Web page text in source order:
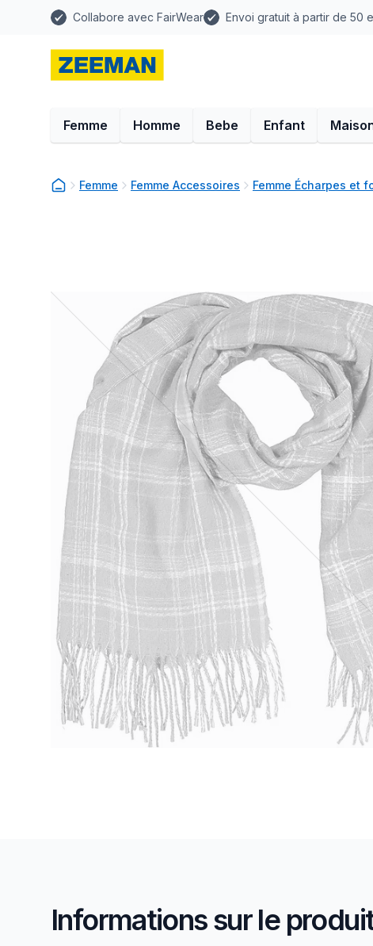
Collabore avec FairWear Envoi gratuit à partir de 50
Femme Homme Bebe Enfant
Femme Femme Accessoires Femme Écharpes et
Informations sur le